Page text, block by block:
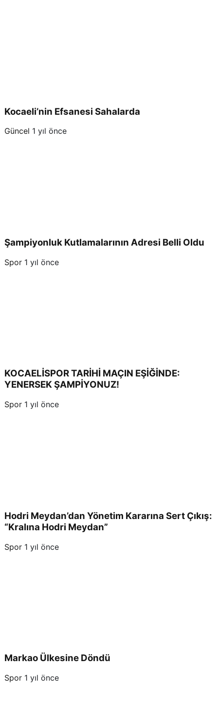
Kocaeli’nin Efsanesi Sahalarda
Güncel 1 yıl önce
Şampiyonluk Kutlamalarının Adresi Belli Oldu
Spor 1 yıl önce
KOCAELİSPOR TARİHİ MAÇIN EŞİĞİNDE:
YENERSEK ŞAMPİYONUZ!
Spor 1 yıl önce
Hodri Meydan’dan Yönetim Kararına Sert Çıkış:
“Kralına Hodri Meydan”
Spor 1 yıl önce
Markao Ülkesine Döndü
Spor 1 yıl önce